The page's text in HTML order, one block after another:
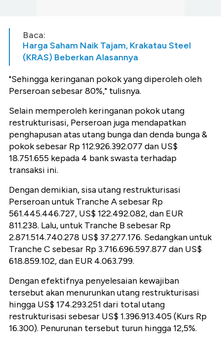
Baca:
Harga Saham Naik Tajam, Krakatau Steel
(KRAS) Beberkan Alasannya
"Sehingga keringanan pokok yang diperoleh oleh
Perseroan sebesar 80%," tulisnya.
Selain memperoleh keringanan pokok utang
restrukturisasi, Perseroan juga mendapatkan
penghapusan atas utang bunga dan denda bunga &
pokok sebesar Rp 112.926.392.077 dan US$
18.751.655 kepada 4 bank swasta terhadap
transaksi ini.
Dengan demikian, sisa utang restrukturisasi
Perseroan untuk Tranche A sebesar Rp
561.445.446.727, US$ 122.492.082, dan EUR
811.238. Lalu, untuk Tranche B sebesar Rp
2.871.514.740.278 US$ 37.277.176. Sedangkan untuk
Tranche C sebesar Rp 3.716.696.597.877 dan US$
618.859.102, dan EUR 4.063.799.
Dengan efektifnya penyelesaian kewajiban
tersebut akan menurunkan utang restrukturisasi
hingga US$ 174.293.251 dari total utang
restrukturisasi sebesar US$ 1.396.913.405 (Kurs Rp
16.300). Penurunan tersebut turun hingga 12,5%.